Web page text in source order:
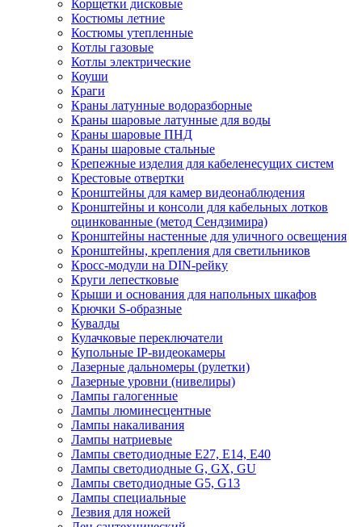
Корщетки дисковые
Костюмы летние
Костюмы утепленные
Котлы газовые
Котлы электрические
Коуши
Краги
Краны латунные водоразборные
Краны шаровые латунные для воды
Краны шаровые ПНД
Краны шаровые стальные
Крепежные изделия для кабеленесущих систем
Крестовые отвертки
Кронштейны для камер видеонаблюдения
Кронштейны и консоли для кабельных лотков
оцинкованные (метод Сендзимира)
Кронштейны настенные для уличного освещения
Кронштейны, крепления для светильников
Кросс-модули на DIN-рейку
Круги лепестковые
Крыши и основания для напольных шкафов
Крючки S-образные
Кувалды
Кулачковые переключатели
Купольные IP-видеокамеры
Лазерные дальномеры (рулетки)
Лазерные уровни (нивелиры)
Лампы галогенные
Лампы люминесцентные
Лампы накаливания
Лампы натриевые
Лампы светодиодные E27, E14, E40
Лампы светодиодные G, GX, GU
Лампы светодиодные G5, G13
Лампы специальные
Лезвия для ножей